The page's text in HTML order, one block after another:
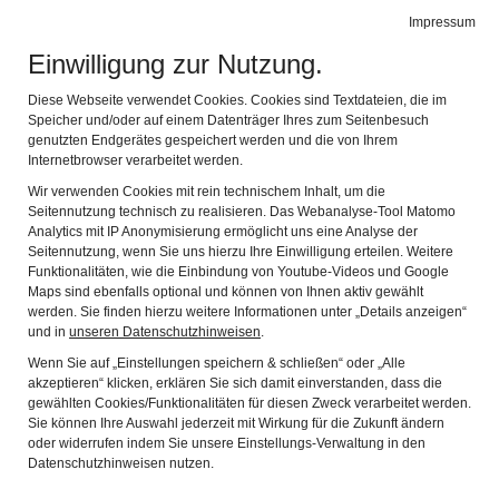
Impressum
Einwilligung zur Nutzung.
Diese Webseite verwendet Cookies. Cookies sind Textdateien, die im
Speicher und/oder auf einem Datenträger Ihres zum Seitenbesuch
genutzten Endgerätes gespeichert werden und die von Ihrem
Internetbrowser verarbeitet werden.
Wir verwenden Cookies mit rein technischem Inhalt, um die
Seitennutzung technisch zu realisieren. Das Webanalyse-Tool Matomo
Analytics mit IP Anonymisierung ermöglicht uns eine Analyse der
Seitennutzung, wenn Sie uns hierzu Ihre Einwilligung erteilen. Weitere
Funktionalitäten, wie die Einbindung von Youtube-Videos und Google
Maps sind ebenfalls optional und können von Ihnen aktiv gewählt
werden. Sie finden hierzu weitere Informationen unter „Details anzeigen“
und in unseren Datenschutzhinweisen.
Wenn Sie auf „Einstellungen speichern & schließen“ oder „Alle
akzeptieren“ klicken, erklären Sie sich damit einverstanden, dass die
gewählten Cookies/Funktionalitäten für diesen Zweck verarbeitet werden.
Sie können Ihre Auswahl jederzeit mit Wirkung für die Zukunft ändern
oder widerrufen indem Sie unsere Einstellungs-Verwaltung in den
Datenschutzhinweisen nutzen.
fr it
Ruffenhofen
REGARDEZ LE MUSÉE - EXPOSITION
PERMANENTE
Ici, vous obtenez un petit aperçu de l'intérieur du
LIMESEUM et de ses salles d'exposition.